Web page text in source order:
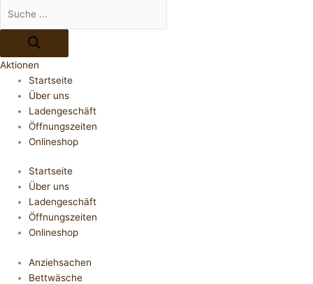
Aktionen
Startseite
Über uns
Ladengeschäft
Öffnungszeiten
Onlineshop
Startseite
Über uns
Ladengeschäft
Öffnungszeiten
Onlineshop
Anziehsachen
Bettwäsche